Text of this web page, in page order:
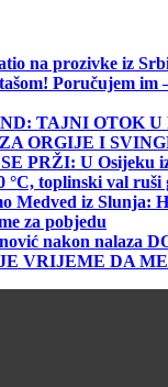
na prozivke iz
Poručujem im
TAJNI OTOK U
ORGIJE I
PRŽI: U Osijeku
°C, toplinski val
Medved iz Slunja:
za pobjedu
nakon nalaza
VRIJEME DA